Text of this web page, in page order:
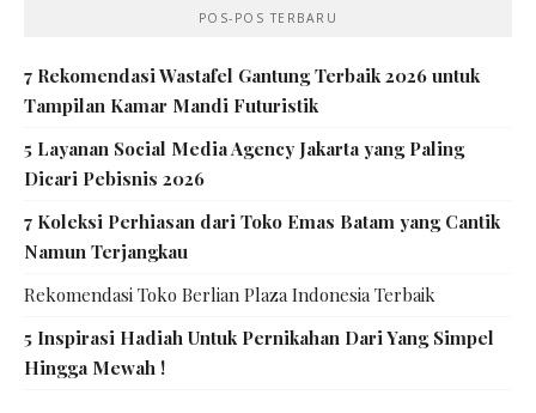
POS-POS TERBARU
7 Rekomendasi Wastafel Gantung Terbaik 2026 untuk
Tampilan Kamar Mandi Futuristik
5 Layanan Social Media Agency Jakarta yang Paling
Dicari Pebisnis 2026
7 Koleksi Perhiasan dari Toko Emas Batam yang Cantik
Namun Terjangkau
Rekomendasi Toko Berlian Plaza Indonesia Terbaik
5 Inspirasi Hadiah Untuk Pernikahan Dari Yang Simpel
Hingga Mewah !